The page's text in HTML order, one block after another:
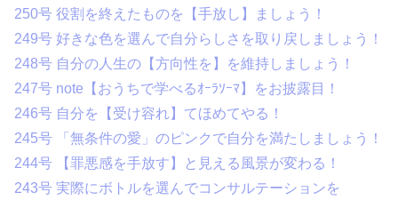
250号 役割を終えたものを【手放し】ましょう！
249号 好きな色を選んで自分らしさを取り戻しましょう！
248号 自分の人生の【方向性を】を維持しましょう！
247号 note【おうちで学べるｵｰﾗｿｰﾏ】をお披露目！
246号 自分を【受け容れ】てほめてやる！
245号 「無条件の愛」のピンクで自分を満たしましょう！
244号 【罪悪感を手放す】と見える風景が変わる！
243号 実際にボトルを選んでコンサルテーションを